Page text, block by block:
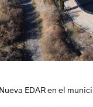
EDAR en el